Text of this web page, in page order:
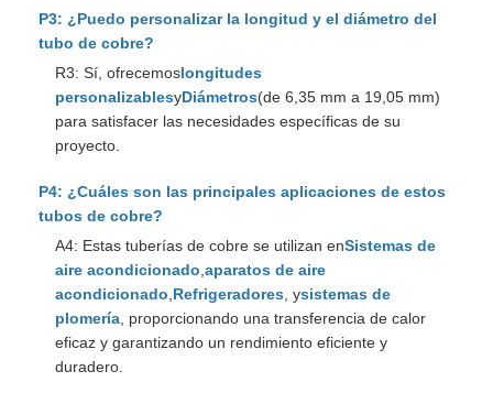
P3: ¿Puedo personalizar la longitud y el diámetro del
tubo de cobre?
R3: Sí, ofrecemoslongitudes
personalizablesyDiámetros(de 6,35 mm a 19,05 mm)
para satisfacer las necesidades específicas de su
proyecto.
P4: ¿Cuáles son las principales aplicaciones de estos
tubos de cobre?
A4: Estas tuberías de cobre se utilizan enSistemas de
aire acondicionado aparatos de aire
acondicionado Refrigeradores , ysistemas de
plomería , proporcionando una transferencia de calor
eficaz y garantizando un rendimiento eficiente y
duradero.